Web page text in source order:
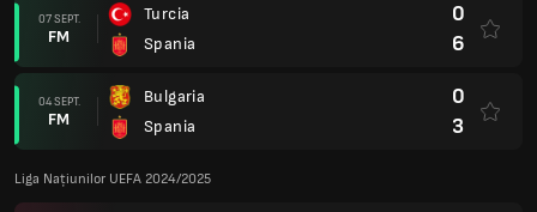
07 SEPT.
FM
Turcia
Spania
0
6
04 SEPT.
FM
Bulgaria
Spania
0
3
Liga Națiunilor UEFA 2024/2025